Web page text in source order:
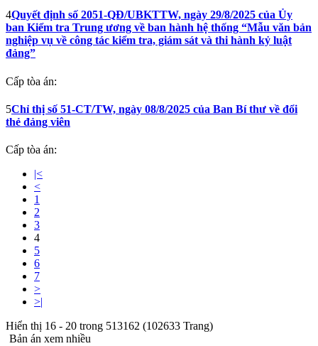
4Quyết định số 2051-QĐ/UBKTTW, ngày 29/8/2025 của Ủy
ban Kiểm tra Trung ương về ban hành hệ thống “Mẫu văn bản
nghiệp vụ về công tác kiểm tra, giám sát và thi hành kỷ luật
đảng”
Cấp tòa án:
5Chỉ thị số 51-CT/TW, ngày 08/8/2025 của Ban Bí thư về đổi
thẻ đảng viên
Cấp tòa án:
|<
<
1
2
3
4
5
6
7
>
>|
Hiển thị 16 - 20 trong 513162 (102633 Trang)
Bản án xem nhiều